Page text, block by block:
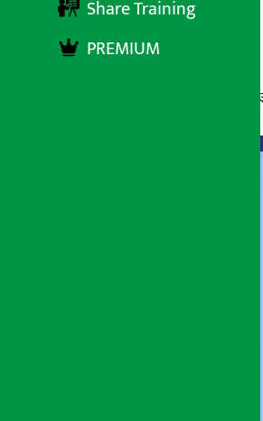
Share Training
PREMIUM
टिप्स !
२६ बैशाख २०७८, आईतबार